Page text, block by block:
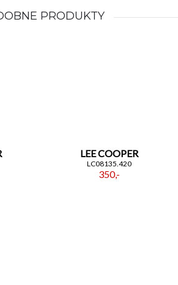
PRODUKTY
LEE COOPER
LC08135.420
350,-